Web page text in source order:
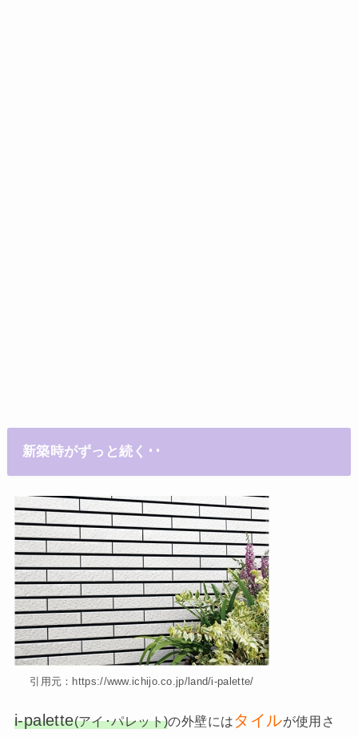
新築時がずっと続く･･
引用元：https://www.ichijo.co.jp/land/i-palette/
i-palette(アイ･パレット)の外壁にはタイルが使用さ